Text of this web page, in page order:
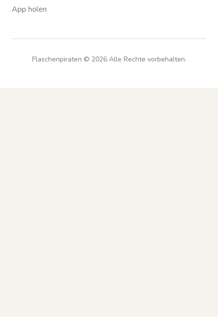
App holen
Flaschenpiraten © 2026Alle Rechte vorbehalten.